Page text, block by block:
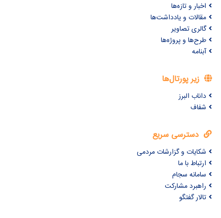
اخبار و تازه‌ها
مقالات و یادداشت‌ها
گالری تصاویر
طرح‌ها و پروژه‌ها
آبنامه
زیر پورتال‌ها
داناب البرز
شفاف
دسترسی سریع
شکایات و گزارشات مردمی
ارتباط با ما
سامانه سجام
راهبرد مشارکت
تالار گفتگو